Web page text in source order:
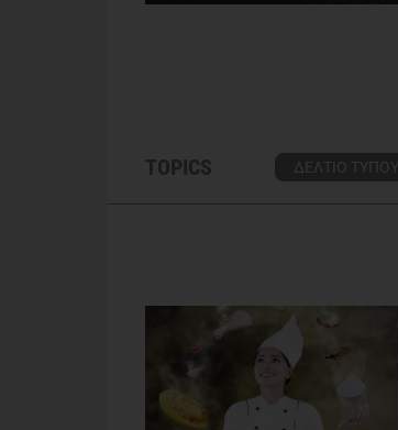
TOPICS ΔΕΛΤΙΟ ΤΥΠΟΥ